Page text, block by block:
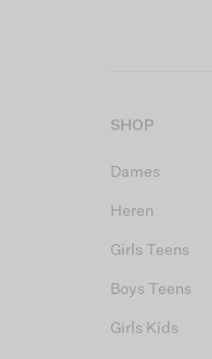
SHOP
Dames
Heren
Girls Teens
Boys Teens
Girls Kids